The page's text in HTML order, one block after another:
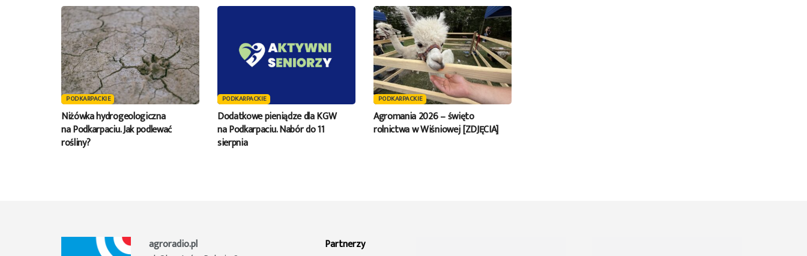
PODKARPACKIE
Niżówka hydrogeologiczna
na Podkarpaciu. Jak podlewać
rośliny?
PODKARPACKIE
Dodatkowe pieniądze dla KGW
na Podkarpaciu. Nabór do 11
sierpnia
PODKARPACKIE
Agromania 2026 – święto
rolnictwa w Wiśniowej [ZDJĘCIA]
agroradio.pl
Partnerzy